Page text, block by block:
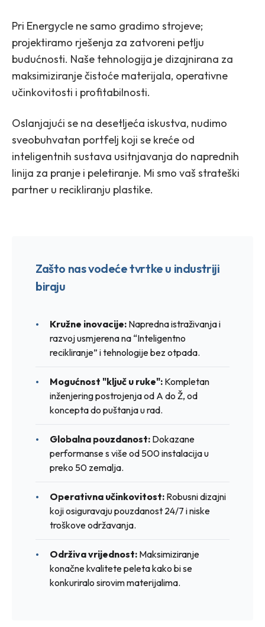
Pri Energycle ne samo gradimo strojeve;
projektiramo rješenja za zatvoreni petlju
budućnosti. Naše tehnologija je dizajnirana za
maksimiziranje čistoće materijala, operativne
učinkovitosti i profitabilnosti.
Oslanjajući se na desetljeća iskustva, nudimo
sveobuhvatan portfelj koji se kreće od
inteligentnih sustava usitnjavanja do naprednih
linija za pranje i peletiranje. Mi smo vaš strateški
partner u recikliranju plastike.
Zašto nas vodeće tvrtke u industriji
biraju
Kružne inovacije: Napredna istraživanja i
razvoj usmjerena na “Inteligentno
recikliranje” i tehnologije bez otpada.
Mogućnost "ključ u ruke": Kompletan
inženjering postrojenja od A do Ž, od
koncepta do puštanja u rad.
Globalna pouzdanost: Dokazane
performanse s više od 500 instalacija u
preko 50 zemalja.
Operativna učinkovitost: Robusni dizajni
koji osiguravaju pouzdanost 24/7 i niske
troškove održavanja.
Održiva vrijednost: Maksimiziranje
konačne kvalitete peleta kako bi se
konkuriralo sirovim materijalima.